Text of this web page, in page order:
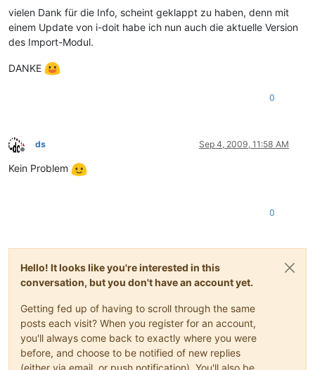
vielen Dank für die Info, scheint geklappt zu haben, denn mit
einem Update von i-doit habe ich nun auch die aktuelle Version
des Import-Modul.
DANKE
0
Offline
ds Sep 4, 2009, 11:58 AM
Kein Problem
0
Hello! It looks like you're interested in this
conversation, but you don't have an account yet.
Getting fed up of having to scroll through the same
posts each visit? When you register for an account,
you'll always come back to exactly where you were
before, and choose to be notified of new replies